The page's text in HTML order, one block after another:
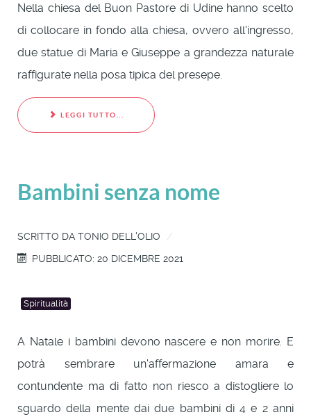
Nella chiesa del Buon Pastore di Udine hanno scelto
di collocare in fondo alla chiesa, ovvero all'ingresso,
due statue di Maria e Giuseppe a grandezza naturale
raffigurate nella posa tipica del presepe.
LEGGI TUTTO...
Bambini senza nome
SCRITTO DA TONIO DELL'OLIO
PUBBLICATO: 20 DICEMBRE 2021
Spiritualità
A Natale i bambini devono nascere e non morire. E
potrà sembrare un'affermazione amara e
contundente ma di fatto non riesco a distogliere lo
sguardo della mente dai due bambini di 4 e 2 anni